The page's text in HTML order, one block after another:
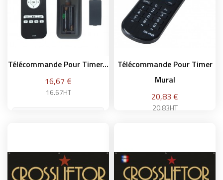
Télécommande Pour Timer...
Prix
16,67 €
16.67HT
Télécommande Pour Timer
Mural
Prix
20,83 €
20.83HT
Ajouter au panier